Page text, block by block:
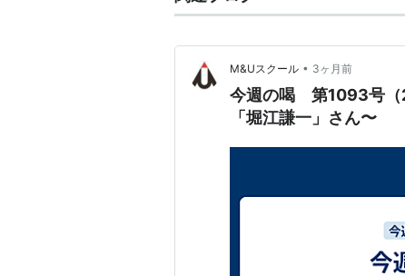
M&Uスクール • 3ヶ月前
今週の喝 第1093号（
「堀江謙一」さん〜